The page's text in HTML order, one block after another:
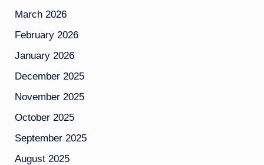
March 2026
February 2026
January 2026
December 2025
November 2025
October 2025
September 2025
August 2025